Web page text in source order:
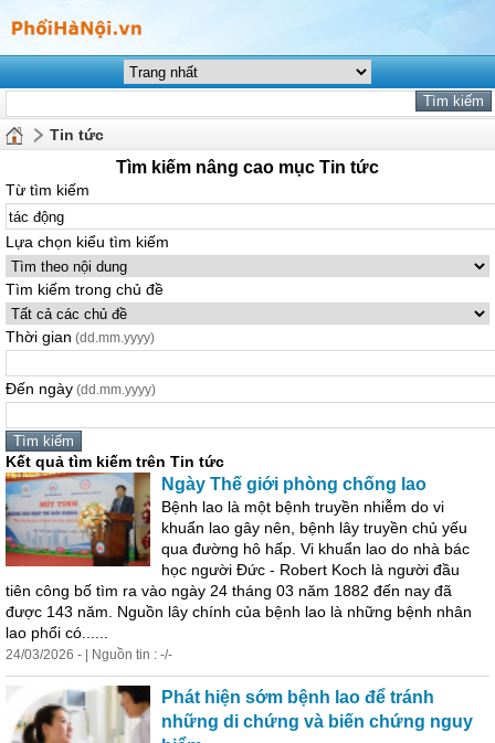
Tin tức
Tìm kiếm nâng cao mục Tin tức
Từ tìm kiếm
Lựa chọn kiểu tìm kiếm
Tìm kiếm trong chủ đề
Thời gian (dd.mm.yyyy)
Đến ngày (dd.mm.yyyy)
Kết quả tìm kiếm trên Tin tức
Ngày Thế giới phòng chống lao
Bệnh lao là một bệnh truyền nhiễm do vi
khuẩn lao gây nên, bệnh lây truyền chủ yếu
qua đường hô hấp. Vi khuẩn lao do nhà bác
học người Đức - Robert Koch là người đầu
tiên công bố tìm ra vào ngày 24 tháng 03 năm 1882 đến nay đã
được 143 năm. Nguồn lây chính của bệnh lao là những bệnh nhân
lao phổi có......
24/03/2026 - | Nguồn tin : -/-
Phát hiện sớm bệnh lao để tránh
những di chứng và biến chứng nguy